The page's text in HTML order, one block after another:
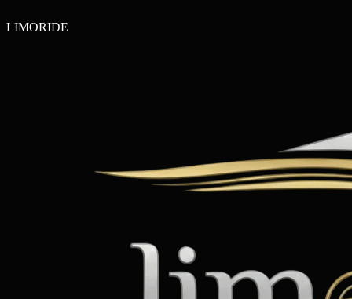
LIMORIDE